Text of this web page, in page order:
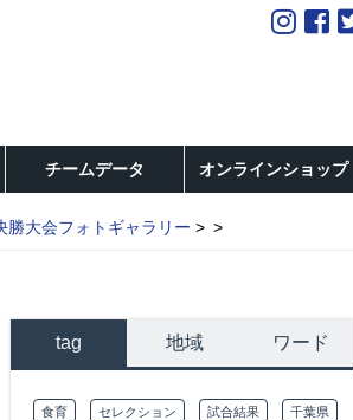
チームデータ オンラインショップ
勝大会フォトギャラリー
tag 地域 ワード
食育 セレクション 試合結果 千葉県